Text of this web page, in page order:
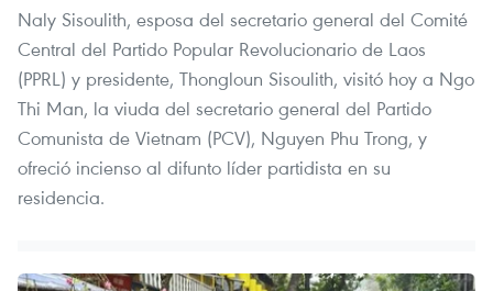
Naly Sisoulith, esposa del secretario general del Comité
Central del Partido Popular Revolucionario de Laos
(PPRL) y presidente, Thongloun Sisoulith, visitó hoy a Ngo
Thi Man, la viuda del secretario general del Partido
Comunista de Vietnam (PCV), Nguyen Phu Trong, y
ofreció incienso al difunto líder partidista en su
residencia.